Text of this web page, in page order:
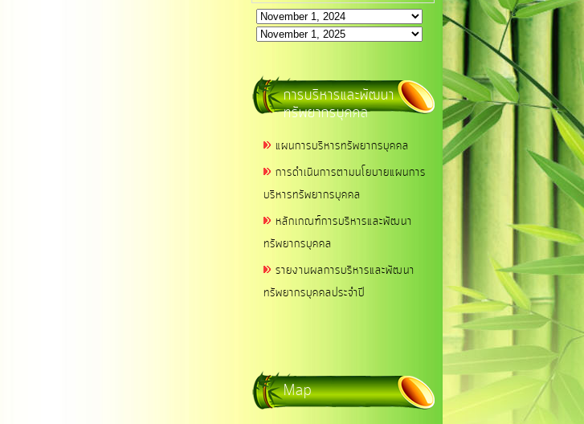
การบริหารและพัฒนา
ทรัพยากรบุคคล
แผนการบริหารทรัพยากรบุคคล
การดำเนินการตามนโยบายแผนการ
บริหารทรัพยากรบุคคล
หลักเกณฑ์การบริหารและพัฒนา
ทรัพยากรบุคคล
รายงานผลการบริหารและพัฒนา
ทรัพยากรบุคคลประจำปี
Map